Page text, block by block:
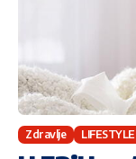
Zdravlje LIFESTYLE